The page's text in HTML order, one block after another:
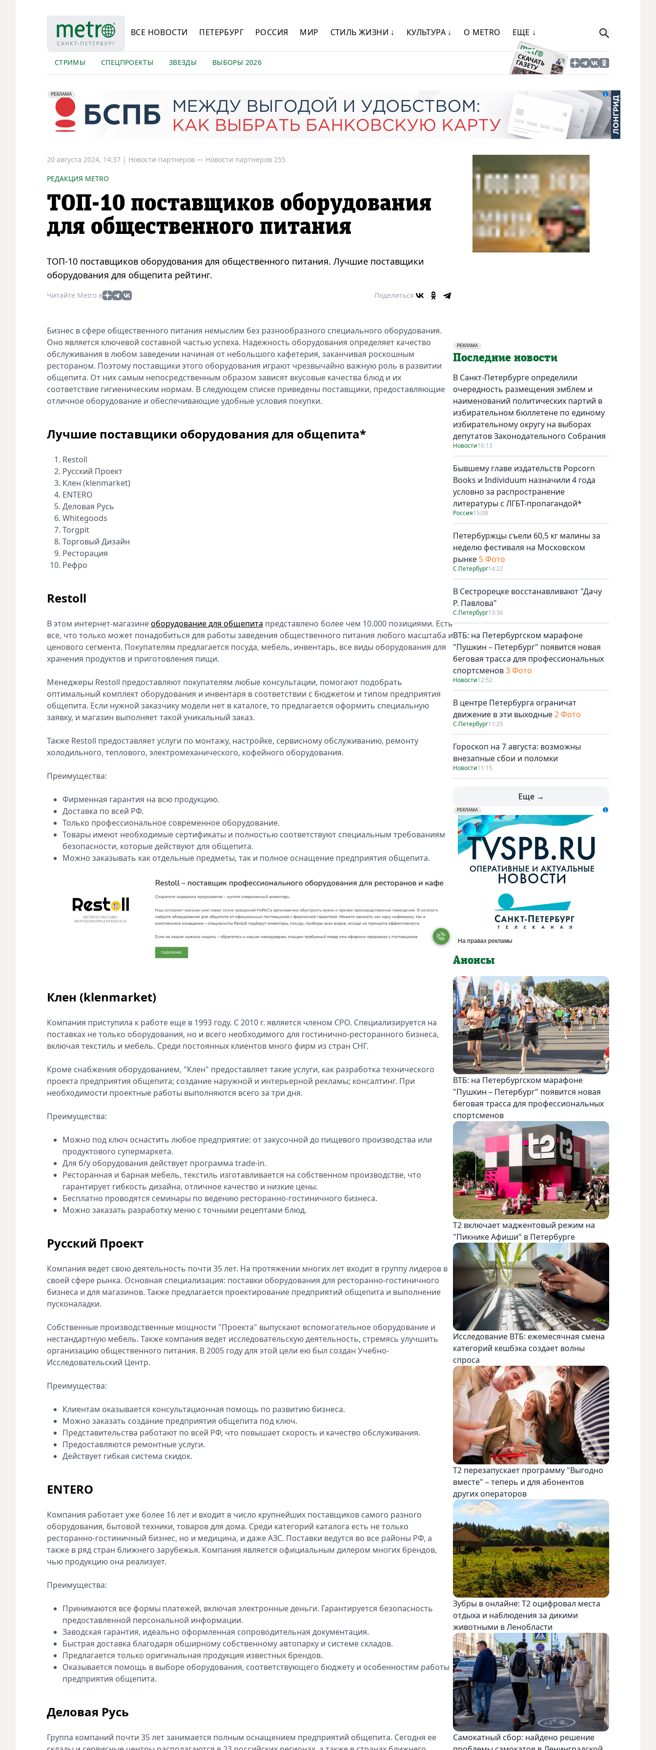
ВСЕ НОВОСТИ ПЕТЕРБУРГ РОССИЯ МИР СТИЛЬ ЖИЗНИ ↓ КУЛЬТУРА ↓ О METRO ЕЩЕ ↓
СТРИМЫ СПЕЦПРОЕКТЫ ЗВЕЗДЫ ВЫБОРЫ 2026
erid: 2VfnxyFybV5
РЕКЛАМА
ПАО "Банк "Санкт-Петербург", ИНН: 7831000027
20 августа 2024, 14:37 | Новости партнеров — Новости партнеров 255
РЕДАКЦИЯ METRO
ТОП-10 поставщиков оборудования
для общественного питания
ТОП-10 поставщиков оборудования для общественного питания. Лучшие поставщики
оборудования для общепита рейтинг.
Читайте Metro в Поделиться
Бизнес в сфере общественного питания немыслим без разнообразного специального оборудования.
Оно является ключевой составной частью успеха. Надежность оборудования определяет качество
обслуживания в любом заведении начиная от небольшого кафетерия, заканчивая роскошным
рестораном. Поэтому поставщики этого оборудования играют чрезвычайно важную роль в развитии
общепита. От них самым непосредственным образом зависят вкусовые качества блюд и их
соответствие гигиеническим нормам. В следующем списке приведены поставщики, предоставляющие
отличное оборудование и обеспечивающие удобные условия покупки.
Лучшие поставщики оборудования для общепита*
Restoll
Русский Проект
Клен (klenmarket)
ENTERO
Деловая Русь
Whitegoods
Torgpit
Торговый Дизайн
Ресторация
Рефро
Restoll
В этом интернет-магазинеоборудование для общепита представлено более чем 10.000 позициями. Есть
все, что только может понадобиться для работы заведения общественного питания любого масштаба и
ценового сегмента. Покупателям предлагается посуда, мебель, инвентарь, все виды оборудования для
хранения продуктов и приготовления пищи.
Менеджеры Restoll предоставляют покупателям любые консультации, помогают подобрать
оптимальный комплект оборудования и инвентаря в соответствии с бюджетом и типом предприятия
общепита. Если нужной заказчику модели нет в каталоге, то предлагается оформить специальную
заявку, и магазин выполняет такой уникальный заказ.
Также Restoll предоставляет услуги по монтажу, настройке, сервисному обслуживанию, ремонту
холодильного, теплового, электромеханического, кофейного оборудования.
Преимущества:
Фирменная гарантия на всю продукцию.
Доставка по всей РФ.
Только профессиональное современное оборудование.
Товары имеют необходимые сертификаты и полностью соответствуют специальным требованиям
безопасности, которые действуют для общепита.
Можно заказывать как отдельные предметы, так и полное оснащение предприятия общепита.
Клен (klenmarket)
Компания приступила к работе еще в 1993 году. С 2010 г. является членом СРО. Специализируется на
поставках не только оборудования, но и всего необходимого для гостинично-ресторанного бизнеса,
включая текстиль и мебель. Среди постоянных клиентов много фирм из стран СНГ.
Кроме снабжения оборудованием, "Клен" предоставляет такие услуги, как разработка технического
проекта предприятия общепита; создание наружной и интерьерной рекламы; консалтинг. При
необходимости проектные работы выполняются всего за три дня.
Преимущества:
Можно под ключ оснастить любое предприятие: от закусочной до пищевого производства или
продуктового супермаркета.
Для б/у оборудования действует программа trade-in.
Ресторанная и барная мебель, текстиль изготавливается на собственном производстве, что
гарантирует гибкость дизайна, отличное качество и низкие цены.
Бесплатно проводятся семинары по ведению ресторанно-гостиничного бизнеса.
Можно заказать разработку меню с точными рецептами блюд.
Русский Проект
Компания ведет свою деятельность почти 35 лет. На протяжении многих лет входит в группу лидеров в
своей сфере рынка. Основная специализация: поставки оборудования для ресторанно-гостиничного
бизнеса и для магазинов. Также предлагается проектирование предприятий общепита и выполнение
пусконаладки.
Собственные производственные мощности "Проекта" выпускают вспомогательное оборудование и
нестандартную мебель. Также компания ведет исследовательскую деятельность, стремясь улучшить
организацию общественного питания. В 2005 году для этой цели ею был создан Учебно-
Исследовательский Центр.
Преимущества:
Клиентам оказывается консультационная помощь по развитию бизнеса.
Можно заказать создание предприятия общепита под ключ.
Представительства работают по всей РФ, что повышает скорость и качество обслуживания.
Предоставляются ремонтные услуги.
Действует гибкая система скидок.
ENTERO
Компания работает уже более 16 лет и входит в число крупнейших поставщиков самого разного
оборудования, бытовой техники, товаров для дома. Среди категорий каталога есть не только
ресторанно-гостиничный бизнес, но и медицина, и даже АЗС. Поставки ведутся во все районы РФ, а
также в ряд стран ближнего зарубежья. Компания является официальным дилером многих брендов,
чью продукцию она реализует.
Преимущества:
Принимаются все формы платежей, включая электронные деньги. Гарантируется безопасность
предоставленной персональной информации.
Заводская гарантия, идеально оформленная сопроводительная документация.
Быстрая доставка благодаря обширному собственному автопарку и системе складов.
Предлагается только оригинальная продукция известных брендов.
Оказывается помощь в выборе оборудования, соответствующего бюджету и особенностям работы
предприятия общепита.
Деловая Русь
Группа компаний почти 35 лет занимается полным оснащением предприятий общепита. Сегодня ее
РЕКЛАМА
Социальная реклама
Последние новости
В Санкт-Петербурге определили
очередность размещения эмблем и
наименований политических партий в
избирательном бюллетене по единому
избирательному округу на выборах
депутатов Законодательного Собрания
Новости16:13
Бывшему главе издательств Popcorn
Books и Individuum назначили 4 года
условно за распространение
литературы с ЛГБТ-пропагандой*
Россия15:08
Петербуржцы съели 60,5 кг малины за
неделю фестиваля на Московском
рынке 5 Фото
С.Петербург14:22
В Сестрорецке восстанавливают "Дачу
Р. Павлова"
С.Петербург13:36
ВТБ: на Петербургском марафоне
"Пушкин – Петербург" появится новая
беговая трасса для профессиональных
спортсменов3 Фото
Новости12:52
В центре Петербурга ограничат
движение в эти выходные2 Фото
С.Петербург11:25
Гороскоп на 7 августа: возможны
внезапные сбои и поломки
Новости11:15
Еще →
erid: LdtCK5udn
РЕКЛАМА
АО "ГАТР", ИНН: 7841320717
Анонсы
ВТБ: на Петербургском марафоне
"Пушкин – Петербург" появится новая
беговая трасса для профессиональных
спортсменов
Т2 включает маджентовый режим на
"Пикнике Афиши" в Петербурге
Исследование ВТБ: ежемесячная смена
категорий кешбэка создает волны
спроса
Т2 перезапускает программу "Выгодно
вместе" – теперь и для абонентов
других операторов
Зубры в онлайне: Т2 оцифровал места
отдыха и наблюдения за дикими
животными в Ленобласти
Самокатный сбор: найдено решение